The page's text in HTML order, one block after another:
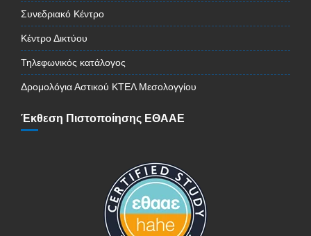
Συνεδριακό Κέντρο
Κέντρο Δικτύου
Τηλεφωνικός κατάλογος
Δρομολόγια Αστικού ΚΤΕΛ Μεσολογγίου
Έκθεση Πιστοποίησης ΕΘΑΑΕ